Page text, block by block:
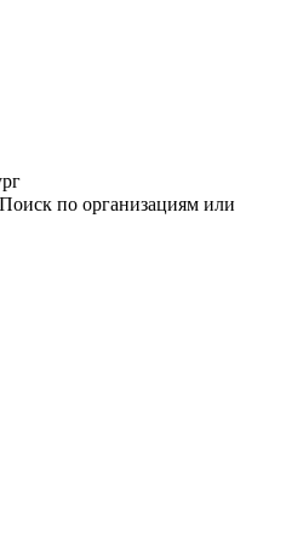
Поиск по организациям или